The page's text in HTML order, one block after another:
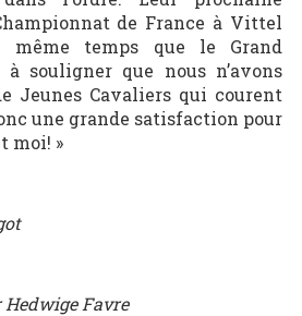
de France à Vittel
temps que le Grand
souligner que nous n’avons
Jeunes Cavaliers qui courent
une grande satisfaction pour
moi! »
Favre